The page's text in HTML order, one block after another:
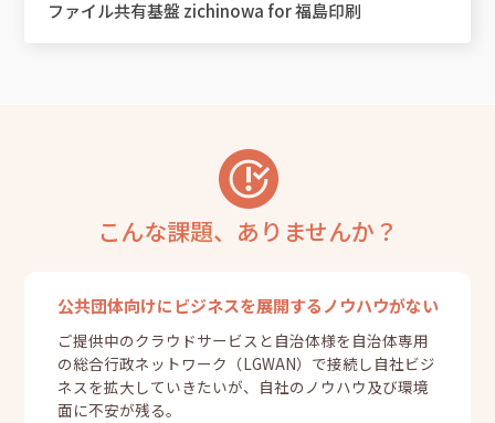
ファイル共有基盤 zichinowa for 福島印刷
こんな課題、ありませんか？
公共団体向けにビジネスを展開するノウハウがない
ご提供中のクラウドサービスと自治体様を自治体専用
の総合行政ネットワーク（LGWAN）で接続し自社ビジ
ネスを拡大していきたいが、自社のノウハウ及び環境
面に不安が残る。